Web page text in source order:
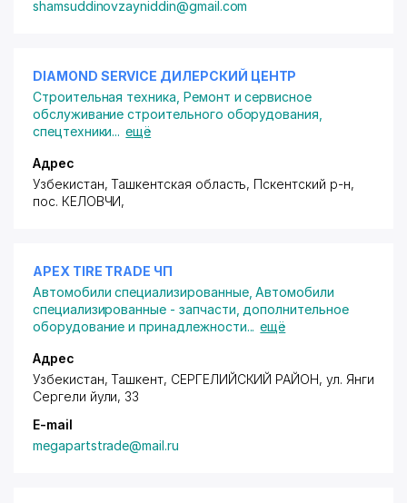
shamsuddinovzayniddin@gmail.com
DIAMOND SERVICE ДИЛЕРСКИЙ ЦЕНТР
Строительная техника Ремонт и сервисное
обслуживание строительного оборудования,
спецтехники... ещё
Адрес
Узбекистан, Ташкентская область, Пскентский р-н,
пос. КЕЛОВЧИ,
APEX TIRE TRADE ЧП
Автомобили специализированные,Автомобили
специализированные - запчасти, дополнительное
оборудование и принадлежности... ещё
Адрес
Узбекистан, Ташкент, СЕРГЕЛИЙСКИЙ РАЙОН, ул. Янги
Сергели йули, 33
E-mail
megapartstrade@mail.ru